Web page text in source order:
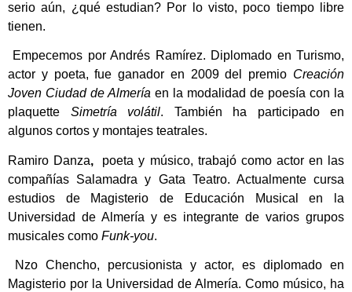
serio aún, ¿qué estudian? Por lo visto, poco tiempo libre
tienen.
Empecemos porAndrés Ramírez. Diplomado en Turismo,
actor y poeta, fue ganador en 2009 del premio Creación
Joven Ciudad de Almería en la modalidad de poesía con la
plaquette Simetría volátil. También ha participado en
algunos cortos y montajes teatrales.
Ramiro Danza,
poeta y músico, trabajó como actor en las
compañías Salamadra y Gata Teatro. Actualmente cursa
estudios de Magisterio de Educación Musical en la
Universidad de Almería y es integrante de varios grupos
musicales como Funk-you.
Nzo Chencho, percusionista y actor, es diplomado en
Magisterio por la Universidad de Almería. Como músico, ha